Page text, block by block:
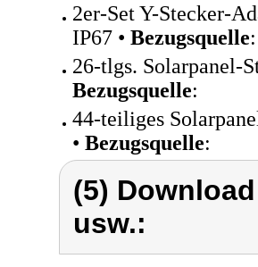
2er-Set Y-Stecker-
IP67 • Bezugsquelle:
26-tlgs. Solarpanel-
Bezugsquelle:
44-teiliges
• Bezugsquelle:
(5)
usw.: